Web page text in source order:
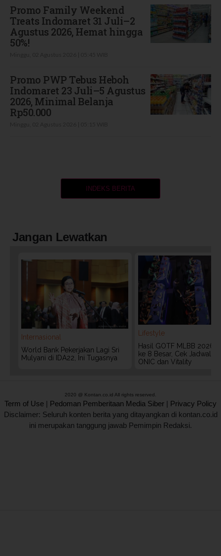
Promo Family Weekend
Treats Indomaret 31 Juli–2
Agustus 2026, Hemat hingga
50%!
Promo PWP Tebus Heboh
Indomaret 23 Juli–5 Agustus
2026, Minimal Belanja
Rp50.000
INDEKS BERITA
Jangan Lewatkan
Internasional
World Bank Pekerjakan Lagi Sri
Mulyani di IDA22, Ini Tugasnya
Lifestyle
Hasil GOTF MLBB 2026:
ke 8 Besar, Cek Jadwal
ONIC dan Vitality
2020 @ Kontan.co.id All rights reserved.
Term of Use | Pedoman Pemberitaan Media Siber | Privacy Policy
Disclaimer: Seluruh konten berita yang ditayangkan di kontan.co.id
ini merupakan tanggung jawab Pemimpin Redaksi.